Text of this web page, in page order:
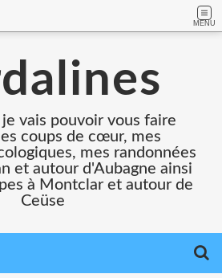
MENU
vais pouvoir vous faire
coups de cœur, mes
mes randonnées
et autour d'Aubagne ainsi
à Montclar et autour de
Ceüse